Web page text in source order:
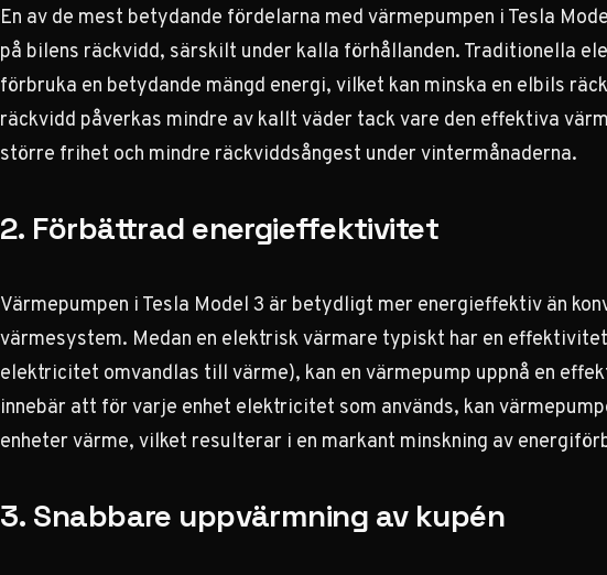
En av de mest betydande fördelarna med värmepumpen i Tesla
på bilens räckvidd, särskilt under kalla förhållanden. Traditionella
förbruka en betydande mängd energi, vilket kan minska en elbils
räckvidd påverkas mindre av kallt väder tack vare den effektiva
större frihet och mindre räckviddsångest under vintermånaderna.
2. Förbättrad energieffektivitet
Värmepumpen i Tesla Model 3 är betydligt mer energieffektiv än
värmesystem. Medan en elektrisk värmare typiskt har en
elektricitet omvandlas till värme), kan en värmepump uppnå en
innebär att för varje enhet elektricitet som används, kan
enheter värme, vilket resulterar i en markant minskning av
3. Snabbare uppvärmning av kupén